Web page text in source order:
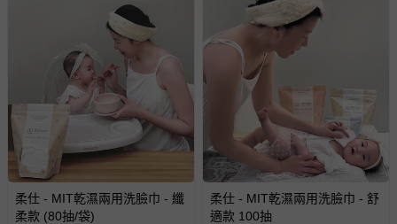
柔仕 - MIT乾濕兩用洗臉巾 - 纖
柔款 (80抽/袋)
柔仕 - MIT乾濕兩用洗臉巾 - 舒
適款 100抽